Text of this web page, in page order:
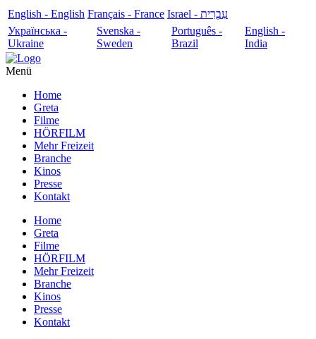
English - English Français - France
עִבְרִית - Israel
Українська -
Ukraine
Svenska -
Sweden
Português -
Brazil
English -
India
Menü
Home
Greta
Filme
HÖRFILM
Mehr Freizeit
Branche
Kinos
Presse
Kontakt
Home
Greta
Filme
HÖRFILM
Mehr Freizeit
Branche
Kinos
Presse
Kontakt